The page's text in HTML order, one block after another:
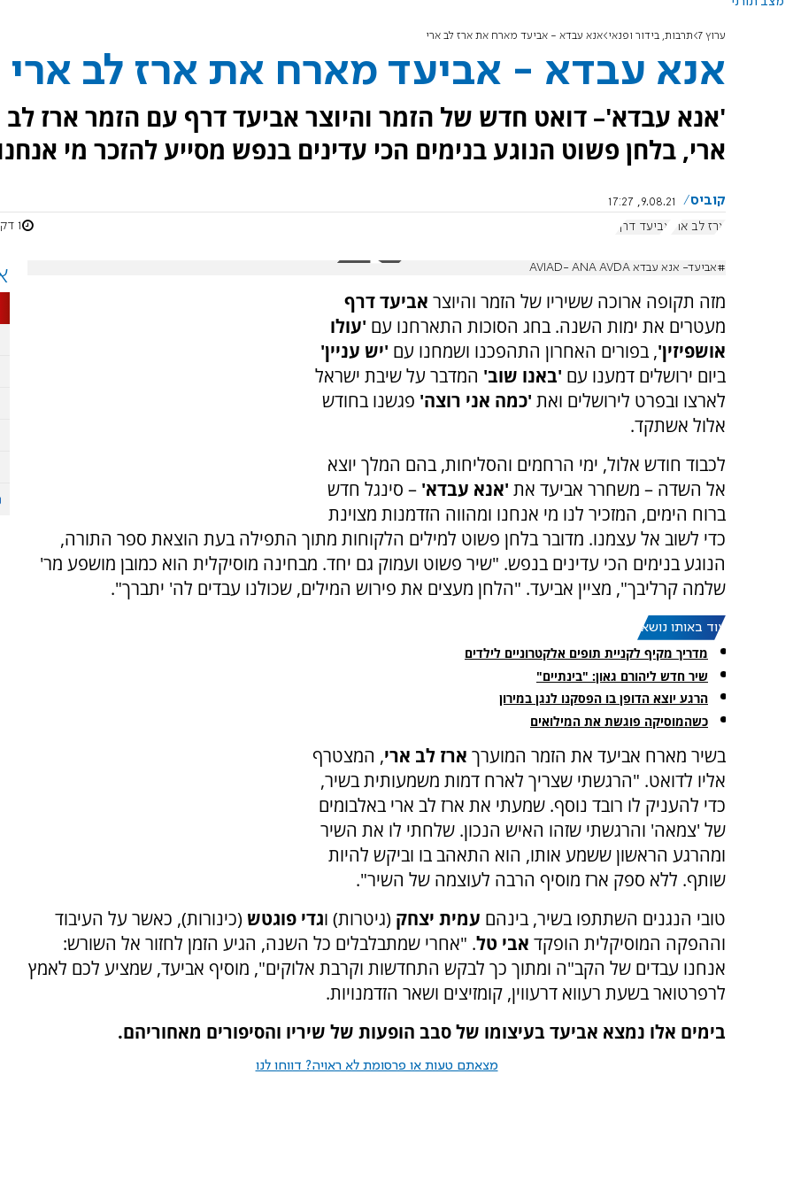
ערוץ 7 תרבות, בידור ופנאי אנא עבדא - אביעד מארח את ארז לב ארי
אנא עבדא - אביעד מארח את ארז לב ארי
'אנא עבדא'– דואט חדש של הזמר והיוצר אביעד דרף עם הזמר ארז לב
ארי, בלחן פשוט הנוגע בנימים הכי עדינים בנפש מסייע להזכר מי
קוביס
9.08.21, 17:27
ארז לב ארי
אביעד דרף 1 דקות
#אביעד- אנא עבדא AVIAD- ANA AVDA
מזה תקופה ארוכה ששיריו של הזמר והיוצר אביעד דרף
מעטרים את ימות השנה. בחג הסוכות התארחנו עם 'עולו
אושפיזין', בפורים האחרון התהפכנו ושמחנו עם 'יש עניין'
ביום ירושלים דמענו עם 'באנו שוב' המדבר על שיבת ישראל
לארצו ובפרט לירושלים ואת 'כמה אני רוצה' פגשנו בחודש
אלול אשתקד.
לכבוד חודש אלול, ימי הרחמים והסליחות, בהם המלך יוצא
אל השדה – משחרר אביעד את 'אנא עבדא' – סינגל חדש
ברוח הימים, המזכיר לנו מי אנחנו ומהווה הזדמנות מצוינת
כדי לשוב אל עצמנו. מדובר בלחן פשוט למילים הלקוחות מתוך התפילה בעת הוצאת ספר התורה,
הנוגע בנימים הכי עדינים בנפש. "שיר פשוט ועמוק גם יחד. מבחינה מוסיקלית הוא כמובן מושפע מר'
שלמה קרליבך", מציין אביעד. "הלחן מעצים את פירוש המילים, שכולנו עבדים לה' יתברך".
עוד באותו נושא:
מדריך מקיף לקניית תופים אלקטרוניים לילדים
שיר חדש ליהורם גאון: "בינתיים"
הרגע יוצא הדופן בו הפסקנו לנגן במירון
כשהמוסיקה פוגשת את המילואים
בשיר מארח אביעד את הזמר המוערך ארז לב ארי, המצטרף
אליו לדואט. "הרגשתי שצריך לארח דמות משמעותית בשיר,
כדי להעניק לו רובד נוסף. שמעתי את ארז לב ארי באלבומים
של 'צמאה' והרגשתי שזהו האיש הנכון. שלחתי לו את השיר
ומהרגע הראשון ששמע אותו, הוא התאהב בו וביקש להיות
שותף. ללא ספק ארז מוסיף הרבה לעוצמה של השיר".
טובי הנגנים השתתפו בשיר, בינהם עמית יצחק (גיטרות) וגדי פוגטש (כינורות), כאשר על העיבוד
וההפקה המוסיקלית הופקד אבי טל. "אחרי שמתבלבלים כל השנה, הגיע הזמן לחזור אל השורש:
אנחנו עבדים של הקב"ה ומתוך כך לבקש התחדשות וקרבת אלוקים", מוסיף אביעד, שמציע לכם לאמץ
לרפרטואר בשעת רעווא דרעווין, קומזיצים ושאר הזדמנויות.
בימים אלו נמצא אביעד בעיצומו של סבב הופעות של שיריו והסיפורים מאחוריהם.
מצאתם טעות או פרסומת לא ראויה? דווחו לנו